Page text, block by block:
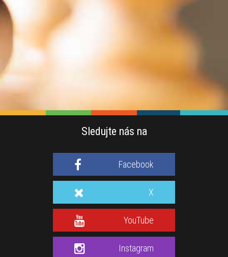
Sledujte nás na
Facebook
X
YouTube
Instagram